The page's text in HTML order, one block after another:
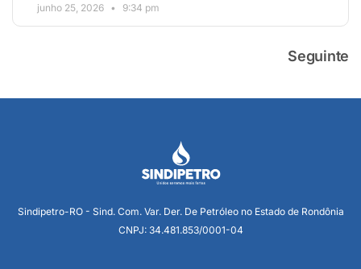
junho 25, 2026 9:34 pm
Seguinte
Sindipetro-RO - Sind. Com. Var. Der. De Petróleo no Estado de Rondônia
CNPJ: 34.481.853/0001-04